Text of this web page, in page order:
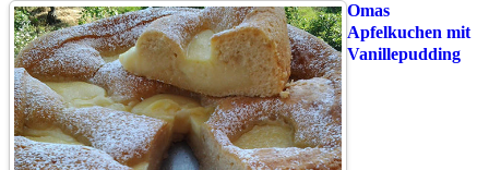
Omas
Apfelkuchen mit
Vanillepudding